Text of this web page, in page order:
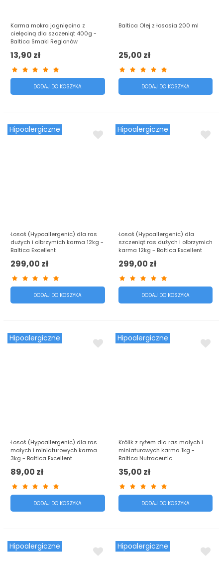
Karma mokra jagnięcina z
cielęciną dla szczeniąt 400g -
Baltica Smaki Regionów
13,90 zł
DODAJ DO KOSZYKA
Baltica Olej z łososia 200 ml
25,00 zł
DODAJ DO KOSZYKA
Hipoalergiczne
Łosoś (Hypoallergenic) dla ras
dużych i olbrzymich karma 12kg -
Baltica Excellent
299,00 zł
DODAJ DO KOSZYKA
Hipoalergiczne
Łosoś (Hypoallergenic) dla
szczeniąt ras dużych i olbrzymich
karma 12kg - Baltica Excellent
299,00 zł
DODAJ DO KOSZYKA
Hipoalergiczne
Łosoś (Hypoallergenic) dla ras
małych i miniaturowych karma
3kg - Baltica Excellent
89,00 zł
DODAJ DO KOSZYKA
Hipoalergiczne
Królik z ryżem dla ras małych i
miniaturowych karma 1kg -
Baltica Nutraceutic
35,00 zł
DODAJ DO KOSZYKA
Hipoalergiczne Hipoalergiczne